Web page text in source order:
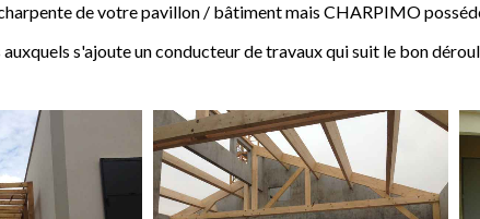
de votre pavillon / bâtiment mais CHARPIMO
s'ajoute un conducteur de travaux qui suit le bon